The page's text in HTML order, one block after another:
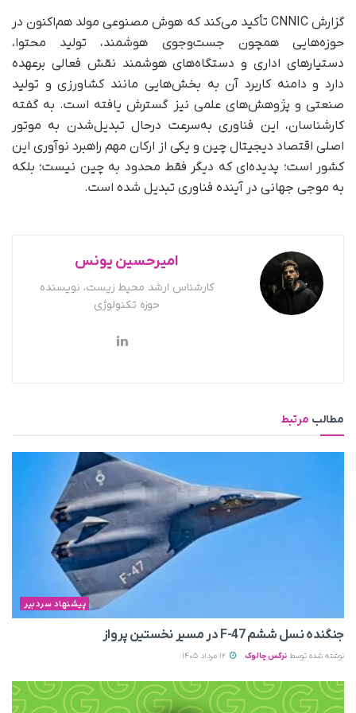
گزارش CNNIC تأکید می‌کند که هوش مصنوعی مولد هم‌اکنون در
حوزه‌هایی همچون جست‌وجوی هوشمند، تولید محتوا،
دستیارهای اداری و دستگاه‌های هوشمند نقش فعالی برعهده
دارد و دامنه کاربرد آن به بخش‌هایی مانند کشاورزی و تولید
صنعتی و پژوهش‌های علمی نیز گسترش یافته است. به گفته
کارشناسان، این فناوری به‌سرعت در‌حال تبدیل‌شدن به موتور
اصلی اقتصاد دیجیتال چین و یکی از ارکان مهم راهبرد نوآوری این
کشور است؛ پدیده‌ای که دیگر فقط محدود به چین نیست؛ بلکه
به موجی جهانی در آینده فناوری تبدیل شده است.
امیرحسین یونس
کارشناس ارشد محیط زیست، نویسنده
حوزه تکنولوژی
مطالب مرتبط
پیشنهاد سردبیر
جنگنده نسل ششم F-47 در مسیر نخستین پرواز
نوشته شده توسط نرگس چالوک